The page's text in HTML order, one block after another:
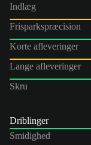
Indlæg
Frisparkspræcision
Korte afleveringer
Lange afleveringer
Skru
Driblinger
Smidighed